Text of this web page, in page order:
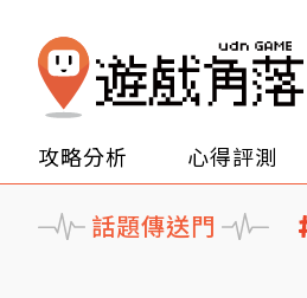
攻略分析 心得評測
話題傳送門